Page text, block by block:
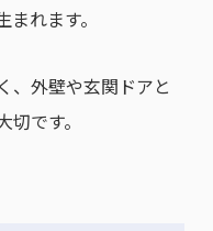
れます。
、外壁や玄関ドアと
です。